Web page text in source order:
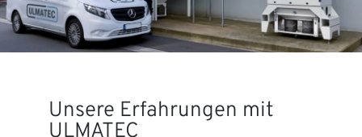
Unsere Erfahrungen mit